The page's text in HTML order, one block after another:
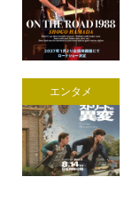
エンタメ